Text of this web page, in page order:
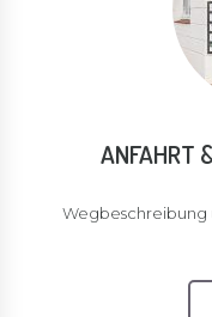
ANFAHRT
Wegbeschreibung